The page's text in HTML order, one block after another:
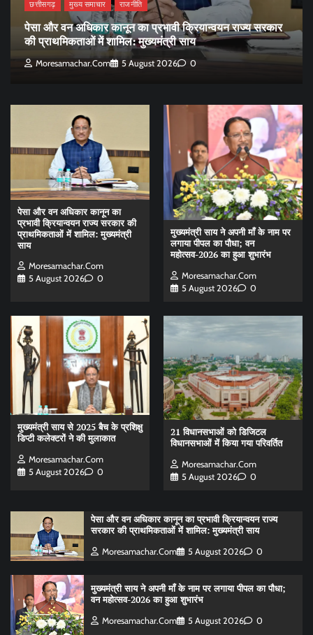
छत्तीसगढ़ मुख्य समाचार राजनीति
पेसा और वन अधिकार कानून का प्रभावी क्रियान्वयन राज्य सरकार
की प्राथमिकताओं में शामिल: मुख्यमंत्री साय
Moresamachar.com 5 August 2026 0
पेसा और वन अधिकार कानून का
प्रभावी क्रियान्वयन राज्य सरकार की
प्राथमिकताओं में शामिल: मुख्यमंत्री
साय
Moresamachar.com
5 August 2026
0
मुख्यमंत्री साय ने अपनी माँ के नाम पर
लगाया पीपल का पौधा; वन
महोत्सव-2026 का हुआ शुभारंभ
Moresamachar.com
5 August 2026
0
मुख्यमंत्री साय से 2025 बैच के प्रशिक्षु
डिप्टी कलेक्टरों ने की मुलाकात
Moresamachar.com
5 August 2026
0
21 विधानसभाओं को डिजिटल
विधानसभाओं में किया गया परिवर्तित
Moresamachar.com
5 August 2026
0
पेसा और वन अधिकार कानून का प्रभावी क्रियान्वयन राज्य
सरकार की प्राथमिकताओं में शामिल: मुख्यमंत्री साय
Moresamachar.com 5 August 2026 0
मुख्यमंत्री साय ने अपनी माँ के नाम पर लगाया पीपल का पौधा;
वन महोत्सव-2026 का हुआ शुभारंभ
Moresamachar.com 5 August 2026 0